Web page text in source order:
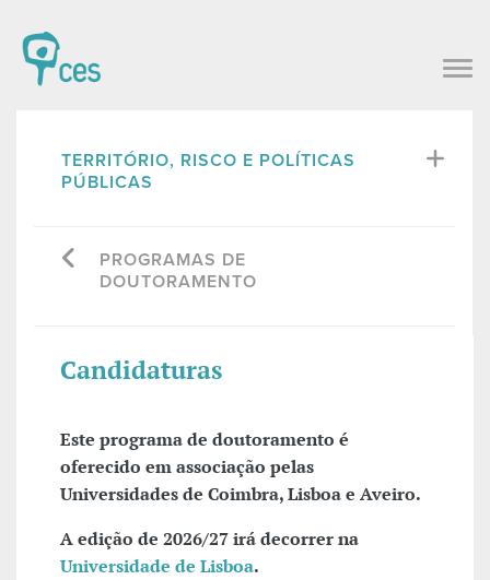
TERRITÓRIO, RISCO E POLÍTICAS
PÚBLICAS
PROGRAMAS DE
DOUTORAMENTO
Candidaturas
Este programa de doutoramento é
oferecido em associação pelas
Universidades de Coimbra, Lisboa e Aveiro.
A edição de 2026/27 irá decorrer na
Universidade de Lisboa.